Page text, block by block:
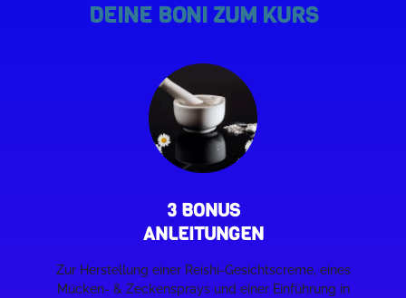
DEINE BONI ZUM KURS
3 BONUS
ANLEITUNGEN
Zur Herstellung einer Reishi-Gesichtscreme, eines
Mücken- & Zeckensprays und einer Einführung in